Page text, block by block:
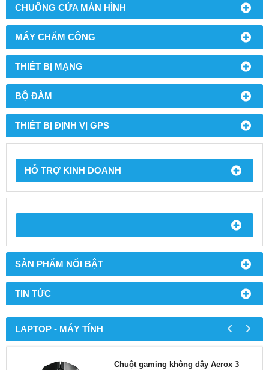
CHUÔNG CỬA MÀN HÌNH
MÁY CHẤM CÔNG
THIẾT BỊ MẠNG
BỘ ĐÀM
THIẾT BỊ ĐỊNH VỊ GPS
HỖ TRỢ KINH DOANH
SẢN PHẨM NỔI BẬT
TIN TỨC
LAPTOP - MÁY TÍNH
Chuột gaming không dây Aerox 3
‹ ›